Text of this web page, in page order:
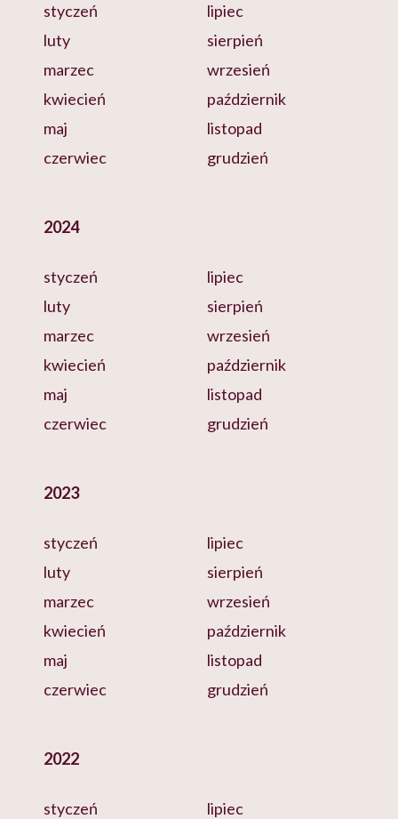
styczeń
luty
marzec
kwiecień
maj
czerwiec
lipiec
sierpień
wrzesień
październik
listopad
grudzień
2024
styczeń
luty
marzec
kwiecień
maj
czerwiec
lipiec
sierpień
wrzesień
październik
listopad
grudzień
2023
styczeń
luty
marzec
kwiecień
maj
czerwiec
lipiec
sierpień
wrzesień
październik
listopad
grudzień
2022
styczeń
lipiec